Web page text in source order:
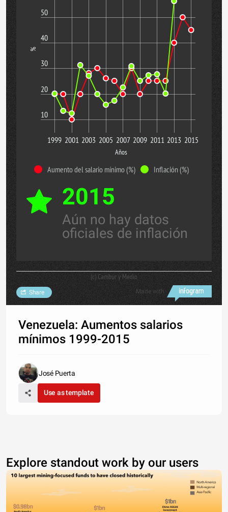
10
20
30
40
50
1999 2001 2003 2005 2007 2009 2011 2013 2015
%
Años
Aumento del salario mínimo (%) Inflación (%)
2015
Aún no hay datos
oficiales de inflación
(c) Cambur y Medio
Made with
Share
Venezuela: Aumentos salarios
mínimos 1999-2015
José Puerta
Use as template
Explore standout work by our users